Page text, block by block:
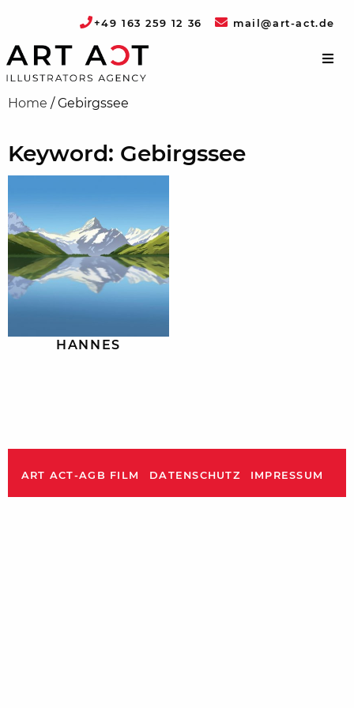
+49 163 259 12 36 mail@art-act.de
Home /Gebirgssee
Keyword: Gebirgssee
HANNES
ART ACT-AGB FILM DATENSCHUTZ IMPRESSUM